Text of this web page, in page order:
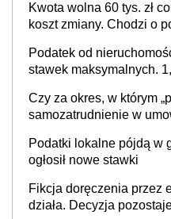
Kwota wolna 60 tys. zł
koszt zmiany. Chodzi o
Podatek od
stawek maksymalnych.
prowadzeniem
Czy za okres, w którym
samozatrudnienie w
cywilnoprawnej
Podatki lokalne pójdą w
ogłosił nowe stawki
Fikcja doręczenia przez
działa. Decyzja